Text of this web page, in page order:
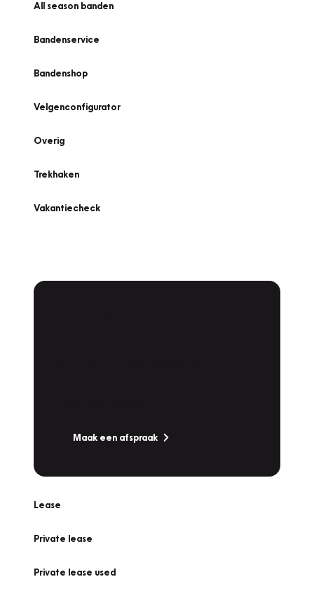
All season banden
Bandenservice
Bandenshop
Velgenconfigurator
Overig
Trekhaken
Vakantiecheck
Maak een afspraak
Lease
Private lease
Private lease used